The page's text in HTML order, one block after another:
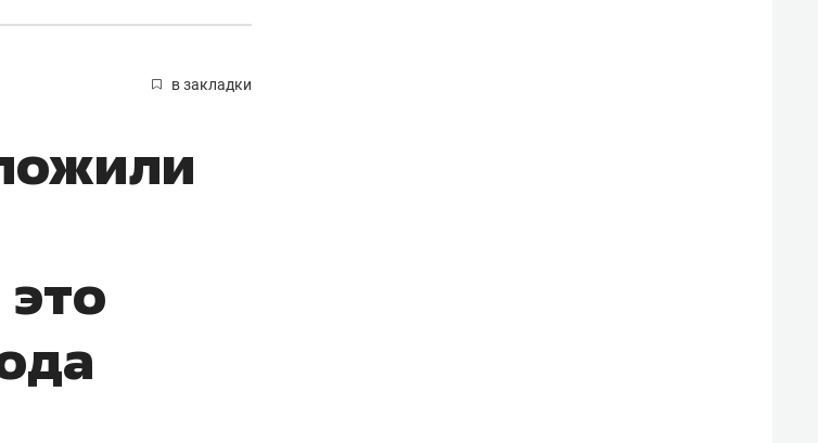
в закладки